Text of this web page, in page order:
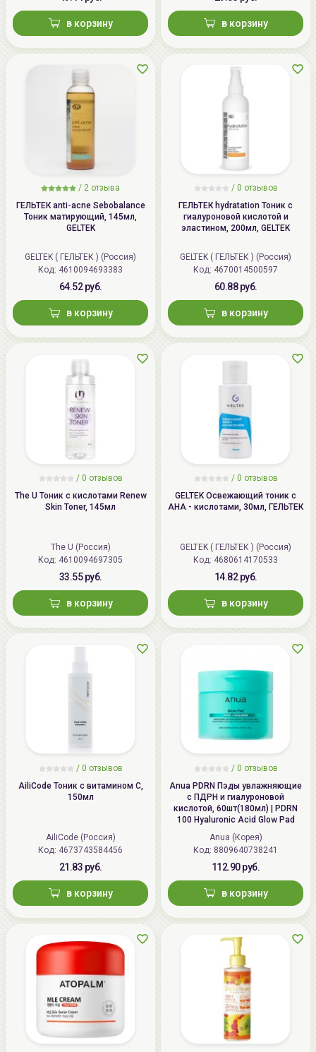
в корзину в корзину
/ 2 отзыва
ГЕЛЬТЕК anti-acne Sebobalance
Тоник матирующий, 145мл,
GELTEK
GELTEK ( ГЕЛЬТЕК ) (Россия)
Код: 4610094693383
64.52 руб.
в корзину
/ 0 отзывов
ГЕЛЬТЕК hydratation Тоник с
гиалуроновой кислотой и
эластином, 200мл, GELTEK
GELTEK ( ГЕЛЬТЕК ) (Россия)
Код: 4670014500597
60.88 руб.
в корзину
/ 0 отзывов
The U Тоник с кислотами Renew
Skin Toner, 145мл
The U (Россия)
Код: 4610094697305
33.55 руб.
в корзину
/ 0 отзывов
GELTEK Освежающий тоник с
АНА - кислотами, 30мл, ГЕЛЬТЕК
GELTEK ( ГЕЛЬТЕК ) (Россия)
Код: 4680614170533
14.82 руб.
в корзину
/ 0 отзывов
AiliCode Тоник с витамином С,
150мл
AiliCode (Россия)
Код: 4673743584456
21.83 руб.
в корзину
/ 0 отзывов
Anua PDRN Пэды увлажняющие
с ПДРН и гиалуроновой
кислотой, 60шт(180мл) | PDRN
100 Hyaluronic Acid Glow Pad
Anua (Корея)
Код: 8809640738241
112.90 руб.
в корзину